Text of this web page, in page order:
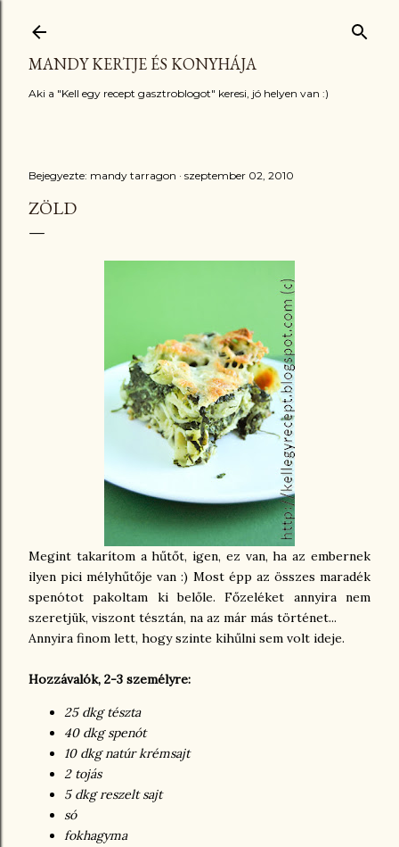
MANDY KERTJE ÉS KONYHÁJA
Aki a "Kell egy recept gasztroblogot" keresi, jó helyen van :)
Bejegyezte: mandy tarragon szeptember 02, 2010
ZÖLD
Megint takarítom a hűtőt, igen, ez van, ha az embernek
ilyen pici mélyhűtője van :) Most épp az összes maradék
spenótot pakoltam ki belőle. Főzeléket annyira nem
szeretjük, viszont tésztán, na az már más történet...
Annyira finom lett, hogy szinte kihűlni sem volt ideje.
Hozzávalók, 2-3 személyre:
25 dkg tészta
40 dkg spenót
10 dkg natúr krémsajt
2 tojás
5 dkg reszelt sajt
só
fokhagyma